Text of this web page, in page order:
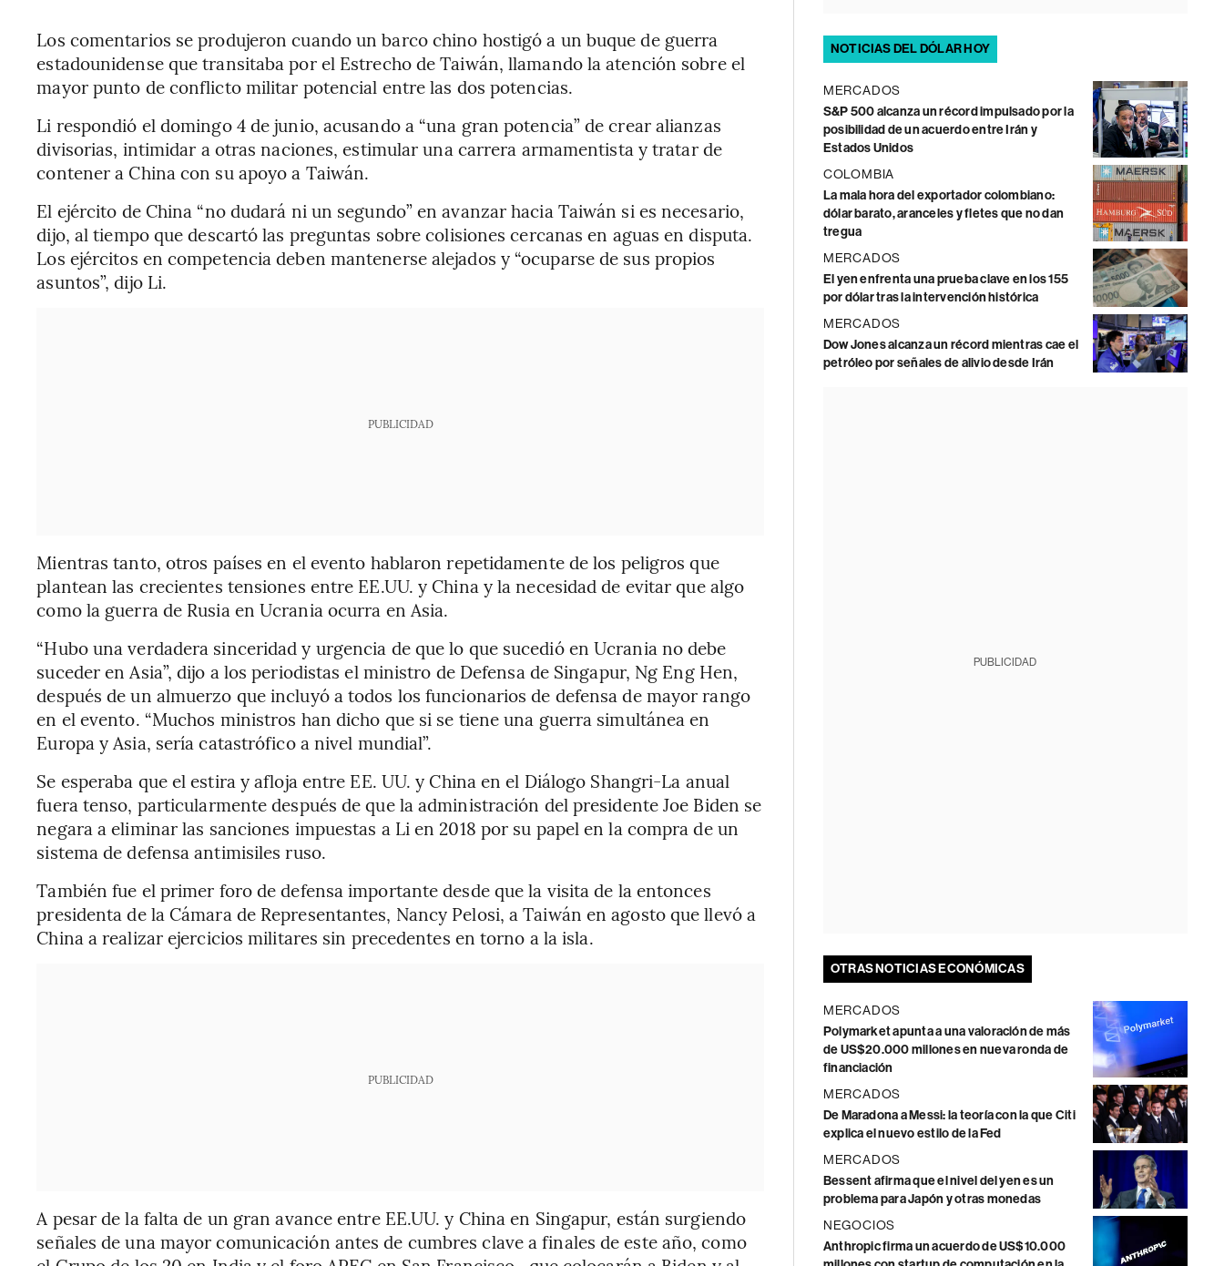
Los comentarios se produjeron cuando un barco chino hostigó a un buque de guerra
estadounidense que transitaba por el Estrecho de Taiwán, llamando la atención sobre el
mayor punto de conflicto militar potencial entre las dos potencias.
Li respondió el domingo 4 de junio, acusando a “una gran potencia” de crear alianzas
divisorias, intimidar a otras naciones, estimular una carrera armamentista y tratar de
contener a China con su apoyo a Taiwán.
El ejército de China “no dudará ni un segundo” en avanzar hacia Taiwán si es necesario,
dijo, al tiempo que descartó las preguntas sobre colisiones cercanas en aguas en disputa.
Los ejércitos en competencia deben mantenerse alejados y “ocuparse de sus propios
asuntos”, dijo Li.
PUBLICIDAD
Mientras tanto, otros países en el evento hablaron repetidamente de los peligros que
plantean las crecientes tensiones entre EE.UU. y China y la necesidad de evitar que algo
como la guerra de Rusia en Ucrania ocurra en Asia.
“Hubo una verdadera sinceridad y urgencia de que lo que sucedió en Ucrania no debe
suceder en Asia”, dijo a los periodistas el ministro de Defensa de Singapur, Ng Eng Hen,
después de un almuerzo que incluyó a todos los funcionarios de defensa de mayor rango
en el evento. “Muchos ministros han dicho que si se tiene una guerra simultánea en
Europa y Asia, sería catastrófico a nivel mundial”.
Se esperaba que el estira y afloja entre EE. UU. y China en el Diálogo Shangri-La anual
fuera tenso, particularmente después de que la administración del presidente Joe Biden se
negara a eliminar las sanciones impuestas a Li en 2018 por su papel en la compra de un
sistema de defensa antimisiles ruso.
También fue el primer foro de defensa importante desde que la visita de la entonces
presidenta de la Cámara de Representantes, Nancy Pelosi, a Taiwán en agosto que llevó a
China a realizar ejercicios militares sin precedentes en torno a la isla.
PUBLICIDAD
A pesar de la falta de un gran avance entre EE.UU. y China en Singapur, están surgiendo
señales de una mayor comunicación antes de cumbres clave a finales de este año, como
NOTICIAS DEL DÓLAR HOY
MERCADOS
S&P 500 alcanza un récord impulsado por la
posibilidad de un acuerdo entre Irán y
Estados Unidos
COLOMBIA
La mala hora del exportador colombiano:
dólar barato, aranceles y fletes que no dan
tregua
MERCADOS
El yen enfrenta una prueba clave en los 155
por dólar tras la intervención histórica
MERCADOS
Dow Jones alcanza un récord mientras cae el
petróleo por señales de alivio desde Irán
PUBLICIDAD
OTRAS NOTICIAS ECONÓMICAS
MERCADOS
Polymarket apunta a una valoración de más
de US$20.000 millones en nueva ronda de
financiación
MERCADOS
De Maradona a Messi: la teoría con la que Citi
explica el nuevo estilo de la Fed
MERCADOS
Bessent afirma que el nivel del yen es un
problema para Japón y otras monedas
NEGOCIOS
Anthropic firma un acuerdo de US$10.000